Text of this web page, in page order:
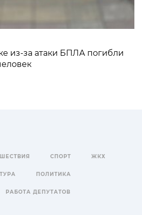
из-за атаки БПЛА погибли
СПОРТ ЖКХ
ПОЛИТИКА
РАБОТА ДЕПУТАТОВ